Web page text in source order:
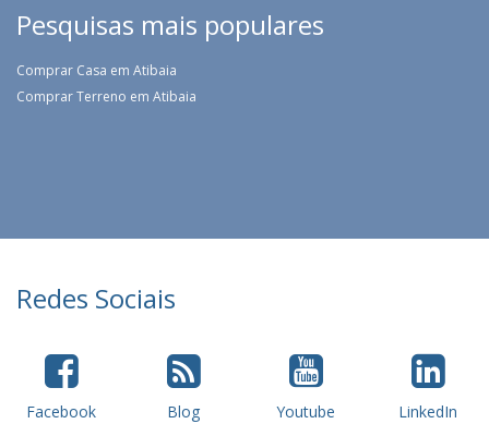
Pesquisas mais populares
Comprar Casa em Atibaia
Comprar Terreno em Atibaia
Redes Sociais
Facebook Blog Youtube LinkedIn